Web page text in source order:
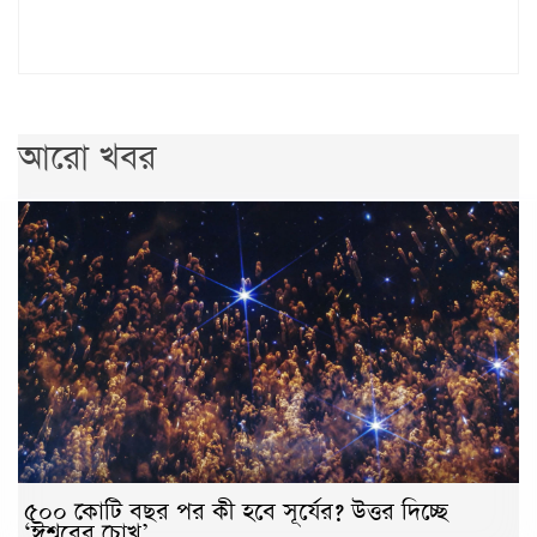
আরো খবর
৫০০ কোটি বছর পর কী হবে সূর্যের? উত্তর দিচ্ছে